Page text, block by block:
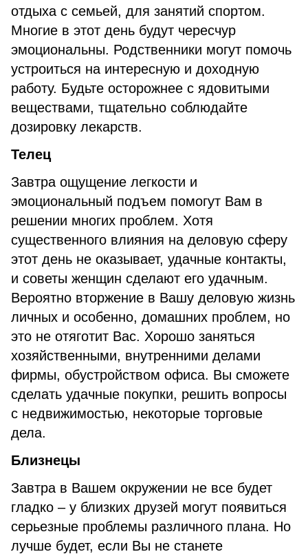
отдыха с семьей, для занятий спортом.
Многие в этот день будут чересчур
эмоциональны. Родственники могут помочь
устроиться на интересную и доходную
работу. Будьте осторожнее с ядовитыми
веществами, тщательно соблюдайте
дозировку лекарств.
Телец
Завтра ощущение легкости и
эмоциональный подъем помогут Вам в
решении многих проблем. Хотя
существенного влияния на деловую сферу
этот день не оказывает, удачные контакты,
и советы женщин сделают его удачным.
Вероятно вторжение в Вашу деловую жизнь
личных и особенно, домашних проблем, но
это не отяготит Вас. Хорошо заняться
хозяйственными, внутренними делами
фирмы, обустройством офиса. Вы сможете
сделать удачные покупки, решить вопросы
с недвижимостью, некоторые торговые
дела.
Близнецы
Завтра в Вашем окружении не все будет
гладко – у близких друзей могут появиться
серьезные проблемы различного плана. Но
лучше будет, если Вы не станете